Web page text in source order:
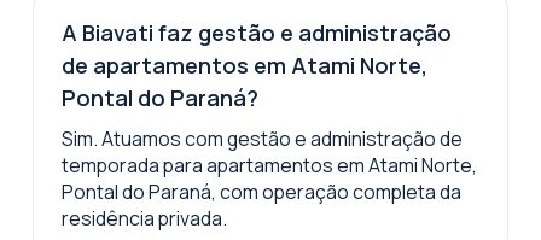
A Biavati faz gestão e administração
de apartamentos em Atami Norte,
Pontal do Paraná?
Sim. Atuamos com gestão e administração de
temporada para apartamentos em Atami Norte,
Pontal do Paraná, com operação completa da
residência privada.